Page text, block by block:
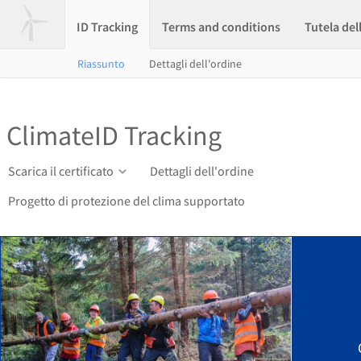
ID Tracking Terms and conditions Tutela
Riassunto Dettagli dell'ordine
ClimateID Tracking
Scarica il certificato
Dettagli dell'ordine
Progetto di protezione del clima supportato